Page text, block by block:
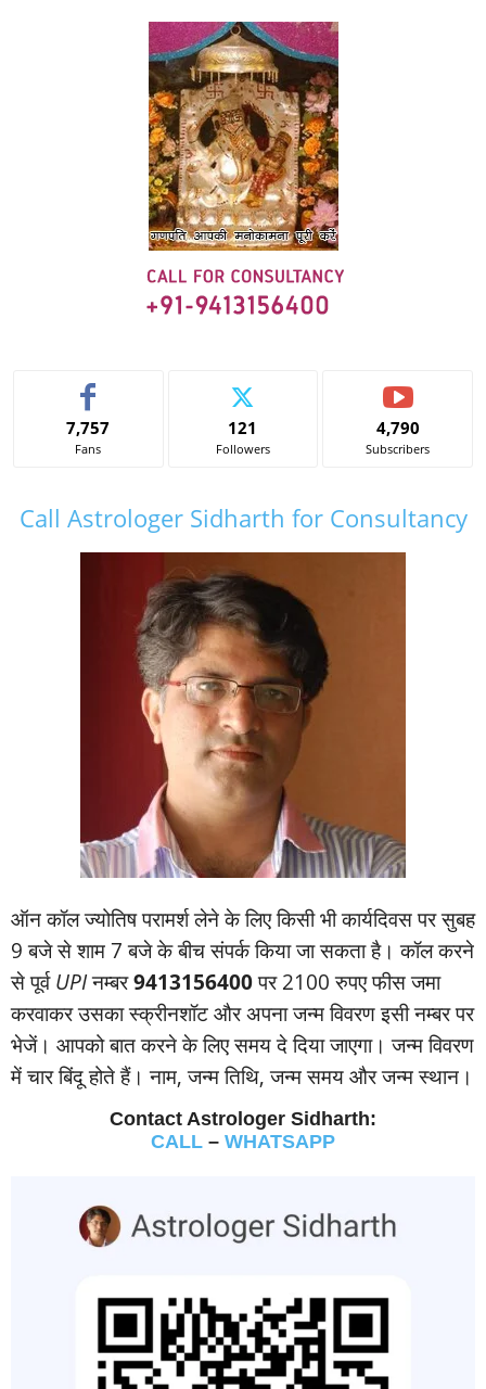
7,757
Fans
121
Followers
4,790
Subscribers
Call Astrologer Sidharth for Consultancy
ऑन कॉल ज्‍योतिष परामर्श लेने के लिए किसी भी कार्यदिवस पर सुबह
9 बजे से शाम 7 बजे के बीच संपर्क किया जा सकता है। कॉल करने
से पूर्वUPIनम्‍बर9413156400पर 2100 रुपए फीस जमा
करवाकर उसका स्‍क्रीनशॉट और अपना जन्‍म विवरण इसी नम्‍बर पर
भेजें। आपको बात करने के लिए समय दे दिया जाएगा। जन्‍म विवरण
में चार बिंदू होते हैं। नाम, जन्‍म तिथि, जन्‍म समय और जन्‍म स्‍थान।
Contact Astrologer Sidharth:
CALL – WHATSAPP